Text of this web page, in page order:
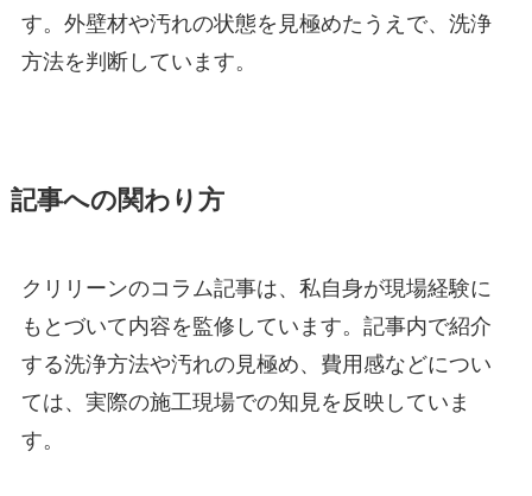
す。外壁材や汚れの状態を見極めたうえで、洗浄
方法を判断しています。
記事への関わり方
クリリーンのコラム記事は、私自身が現場経験に
もとづいて内容を監修しています。記事内で紹介
する洗浄方法や汚れの見極め、費用感などについ
ては、実際の施工現場での知見を反映していま
す。